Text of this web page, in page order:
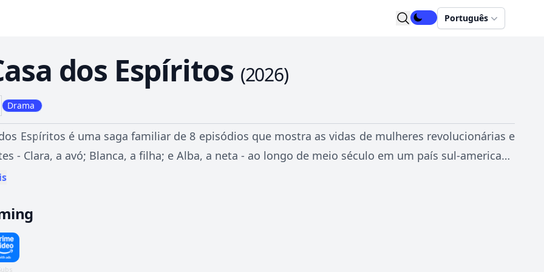
Português
dos Espíritos (2026)
Drama
Espíritos é uma saga familiar de 8 episódios que mostra as vidas de mulheres revolucionárias e
- Clara, a avó; Blanca, a filha; e Alba, a neta - ao longo de meio século em um país sul-americano
conservador forjado por desastres, conflito de classes e magia.